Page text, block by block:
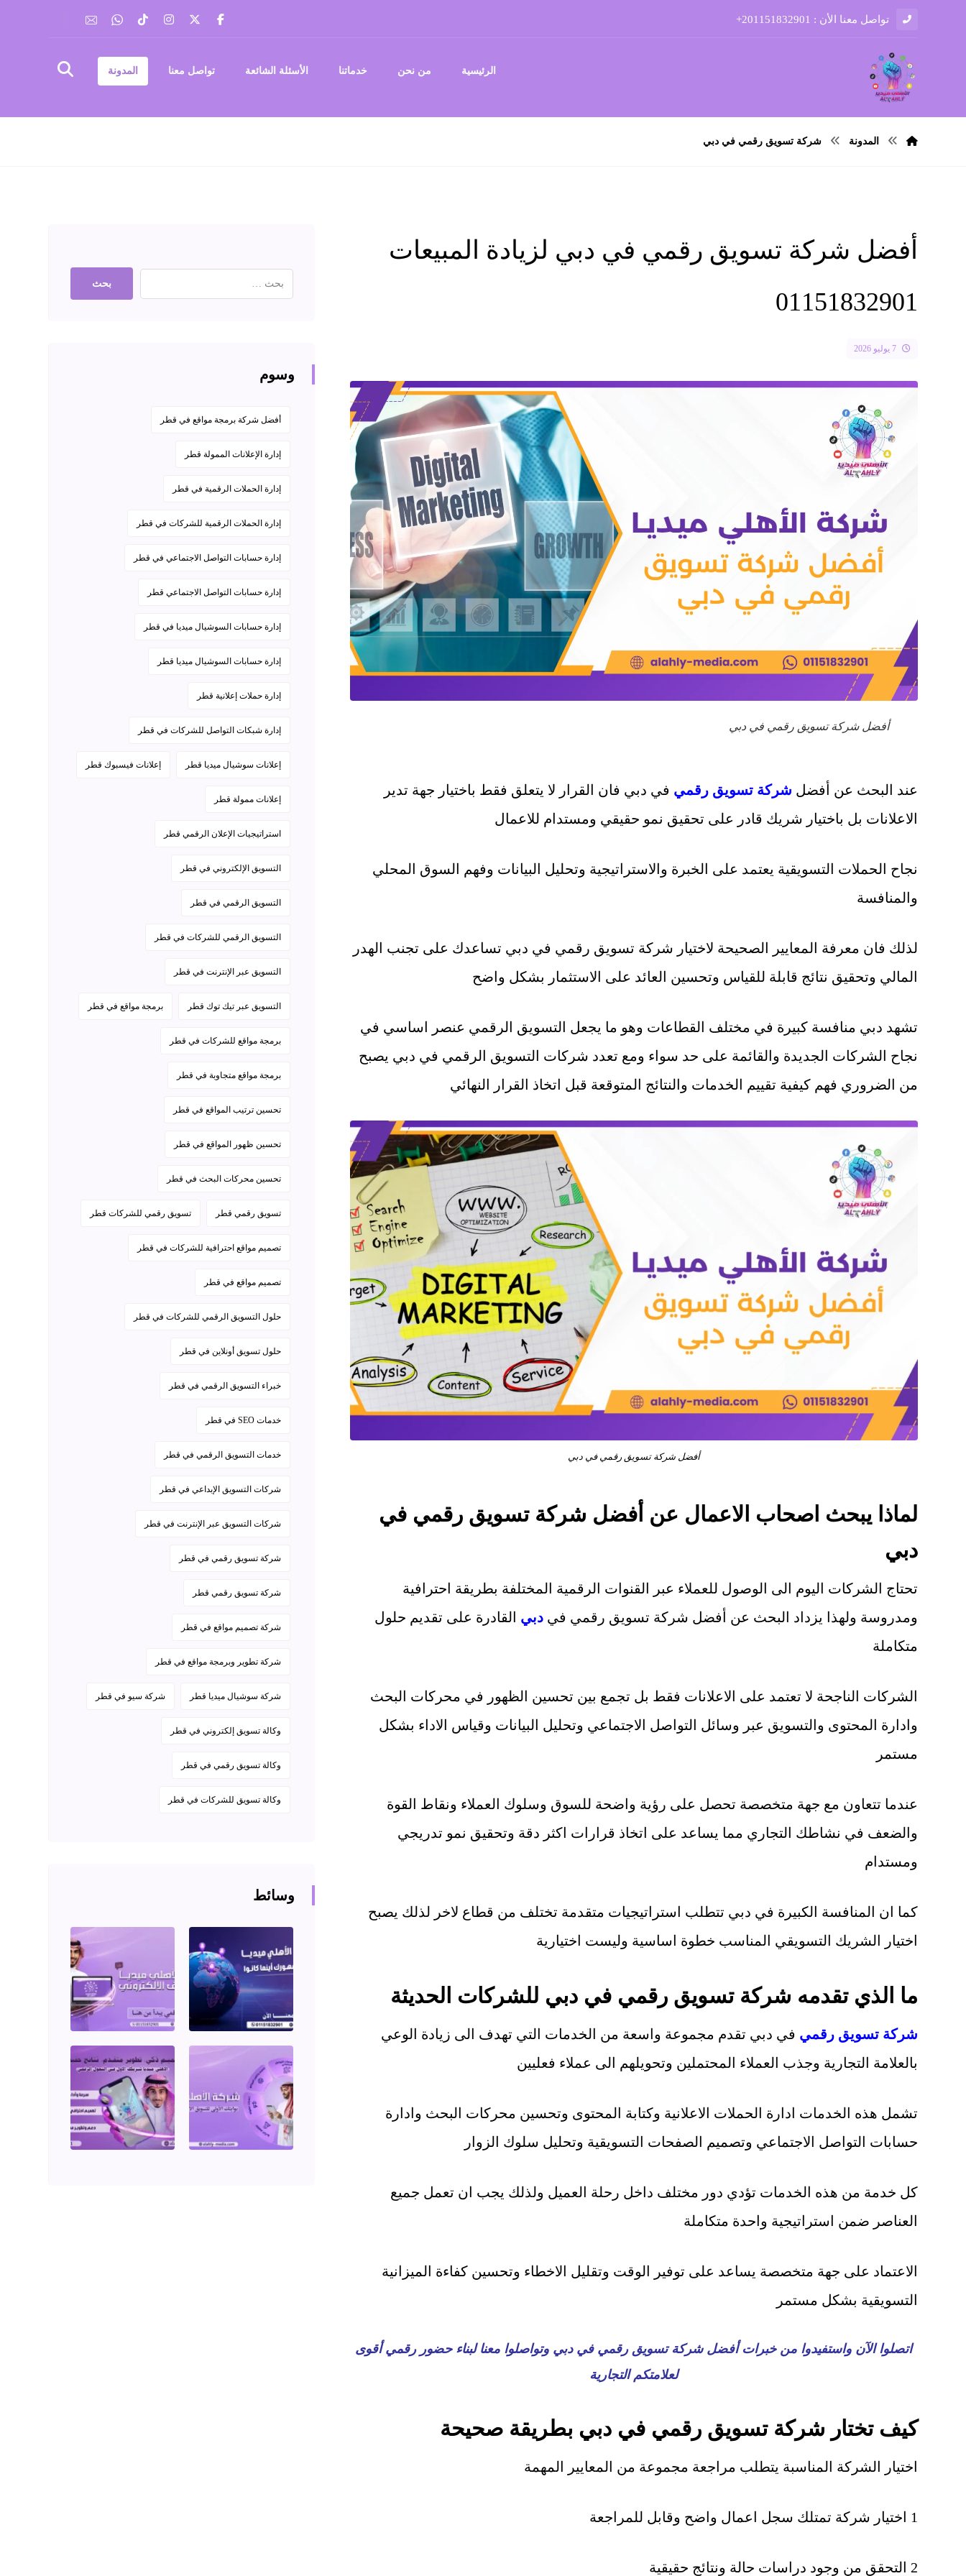
تواصل معنا الأن : 201151832901+
الرئيسية من نحن خدماتنا الأسئلة الشائعة تواصل معنا المدونة
المدونة شركة تسويق رقمي في دبي
أفضل شركة تسويق رقمي في دبي لزيادة المبيعات
01151832901
7 يوليو 2026
أفضل شركة تسويق رقمي في دبي
عند البحث عن أفضل شركة تسويق رقمي في دبي فان القرار لا يتعلق فقط باختيار جهة تدير
الاعلانات بل باختيار شريك قادر على تحقيق نمو حقيقي ومستدام للاعمال
نجاح الحملات التسويقية يعتمد على الخبرة والاستراتيجية وتحليل البيانات وفهم السوق المحلي
والمنافسة
لذلك فان معرفة المعايير الصحيحة لاختيار شركة تسويق رقمي في دبي تساعدك على تجنب الهدر
المالي وتحقيق نتائج قابلة للقياس وتحسين العائد على الاستثمار بشكل واضح
تشهد دبي منافسة كبيرة في مختلف القطاعات وهو ما يجعل التسويق الرقمي عنصر اساسي في
نجاح الشركات الجديدة والقائمة على حد سواء ومع تعدد شركات التسويق الرقمي في دبي يصبح
من الضروري فهم كيفية تقييم الخدمات والنتائج المتوقعة قبل اتخاذ القرار النهائي
أفضل شركة تسويق رقمي في دبي
لماذا يبحث اصحاب الاعمال عن أفضل شركة تسويق رقمي في
دبي
تحتاج الشركات اليوم الى الوصول للعملاء عبر القنوات الرقمية المختلفة بطريقة احترافية
ومدروسة ولهذا يزداد البحث عن أفضل شركة تسويق رقمي فيدبي القادرة على تقديم حلول
متكاملة
الشركات الناجحة لا تعتمد على الاعلانات فقط بل تجمع بين تحسين الظهور في محركات البحث
وادارة المحتوى والتسويق عبر وسائل التواصل الاجتماعي وتحليل البيانات وقياس الاداء بشكل
مستمر
عندما تتعاون مع جهة متخصصة تحصل على رؤية واضحة للسوق وسلوك العملاء ونقاط القوة
والضعف في نشاطك التجاري مما يساعد على اتخاذ قرارات اكثر دقة وتحقيق نمو تدريجي
ومستدام
كما ان المنافسة الكبيرة في دبي تتطلب استراتيجيات متقدمة تختلف من قطاع لاخر لذلك يصبح
اختيار الشريك التسويقي المناسب خطوة اساسية وليست اختيارية
ما الذي تقدمه شركة تسويق رقمي في دبي للشركات الحديثة
شركة تسويق رقمي في دبي تقدم مجموعة واسعة من الخدمات التي تهدف الى زيادة الوعي
بالعلامة التجارية وجذب العملاء المحتملين وتحويلهم الى عملاء فعليين
تشمل هذه الخدمات ادارة الحملات الاعلانية وكتابة المحتوى وتحسين محركات البحث وادارة
حسابات التواصل الاجتماعي وتصميم الصفحات التسويقية وتحليل سلوك الزوار
كل خدمة من هذه الخدمات تؤدي دور مختلف داخل رحلة العميل ولذلك يجب ان تعمل جميع
العناصر ضمن استراتيجية واحدة متكاملة
الاعتماد على جهة متخصصة يساعد على توفير الوقت وتقليل الاخطاء وتحسين كفاءة الميزانية
التسويقية بشكل مستمر
اتصلوا الآن واستفيدوا من خبرات أفضل شركة تسويق رقمي في دبي وتواصلوا معنا لبناء حضور رقمي أقوى
لعلامتكم التجارية
كيف تختار شركة تسويق رقمي في دبي بطريقة صحيحة
اختيار الشركة المناسبة يتطلب مراجعة مجموعة من المعايير المهمة
1 اختيار شركة تمتلك سجل اعمال واضح وقابل للمراجعة
2 التحقق من وجود دراسات حالة ونتائج حقيقية
وسوم
أفضل شركة برمجة مواقع في قطر
إدارة الإعلانات الممولة قطر
إدارة الحملات الرقمية في قطر
إدارة الحملات الرقمية للشركات في قطر
إدارة حسابات التواصل الاجتماعي في قطر
إدارة حسابات التواصل الاجتماعي قطر
إدارة حسابات السوشيال ميديا في قطر
إدارة حسابات السوشيال ميديا قطر
إدارة حملات إعلانية قطر
إدارة شبكات التواصل للشركات في قطر
إعلانات سوشيال ميديا قطر إعلانات فيسبوك قطر
إعلانات ممولة قطر
استراتيجيات الإعلان الرقمي قطر
التسويق الإلكتروني في قطر
التسويق الرقمي في قطر
التسويق الرقمي للشركات في قطر
التسويق عبر الإنترنت في قطر
التسويق عبر تيك توك قطر برمجة مواقع في قطر
برمجة مواقع للشركات في قطر
برمجة مواقع متجاوبة في قطر
تحسين ترتيب المواقع في قطر
تحسين ظهور المواقع في قطر
تحسين محركات البحث في قطر
تسويق رقمي قطر تسويق رقمي للشركات قطر
تصميم مواقع احترافية للشركات في قطر
تصميم مواقع في قطر
حلول التسويق الرقمي للشركات في قطر
حلول تسويق أونلاين في قطر
خبراء التسويق الرقمي في قطر
خدمات SEO في قطر
خدمات التسويق الرقمي في قطر
شركات التسويق الإبداعي في قطر
شركات التسويق عبر الإنترنت في قطر
شركة تسويق رقمي في قطر
شركة تسويق رقمي قطر
شركة تصميم مواقع في قطر
شركة تطوير وبرمجة مواقع في قطر
شركة سوشيال ميديا قطر شركة سيو في قطر
وكالة تسويق إلكتروني في قطر
وكالة تسويق رقمي في قطر
وكالة تسويق للشركات في قطر
وسائط